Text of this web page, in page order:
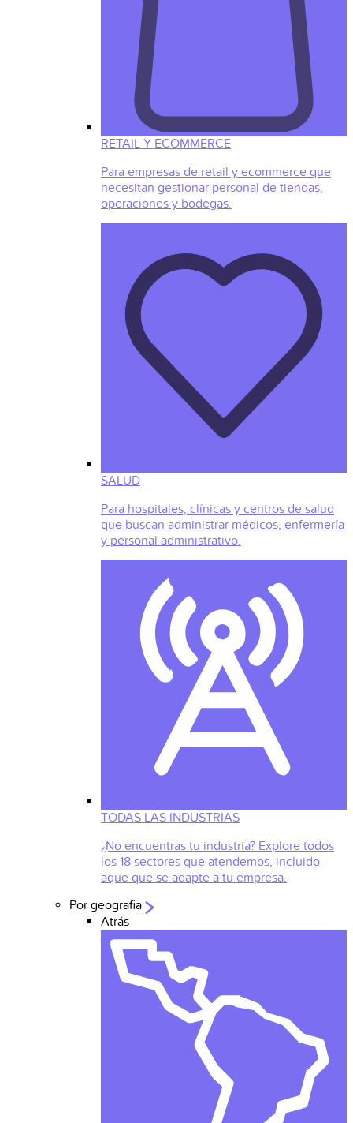
RETAIL Y ECOMMERCE
Para empresas de retail y ecommerce que
necesitan gestionar personal de tiendas,
operaciones y bodegas.
SALUD
Para hospitales, clínicas y centros de salud
que buscan administrar médicos, enfermería
y personal administrativo.
TODAS LAS INDUSTRIAS
¿No encuentras tu industria? Explore todos
los 18 sectores que atendemos, incluido
aque que se adapte a tu empresa.
Por geografia
Atrás